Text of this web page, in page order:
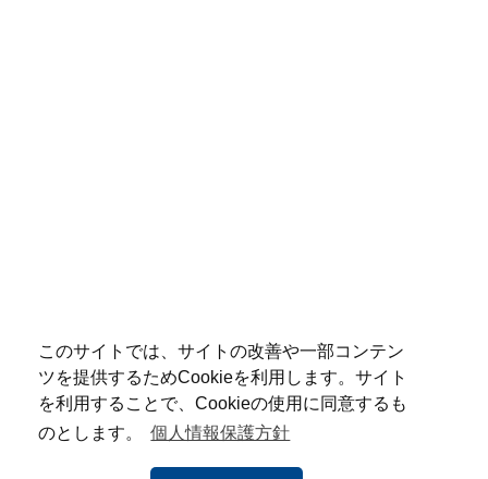
このサイトでは、サイトの改善や一部コンテン
ツを提供するためCookieを利用します。サイト
を利用することで、Cookieの使用に同意するも
のとします。
個人情報保護方針